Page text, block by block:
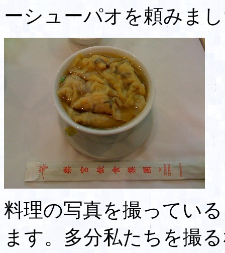
ーシューパオを頼みま
料理の写真を撮ってい
ます。多分私たちを撮